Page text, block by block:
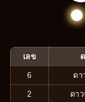
เลข
6 ดา
2 ดา